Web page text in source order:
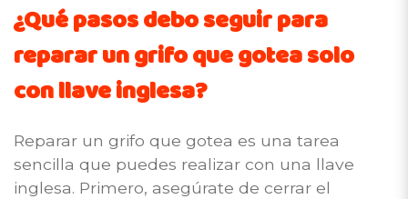
¿Qué pasos debo seguir para
reparar un grifo que gotea solo
con llave inglesa?
Reparar un grifo que gotea es una tarea
sencilla que puedes realizar con una llave
inglesa. Primero, asegúrate de cerrar el